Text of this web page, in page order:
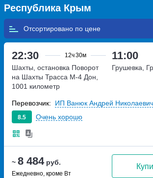
Республика Крым
Отсортировано по
22:30 12ч30м 11:00
~ 8 484руб.
Ежедневно, кроме Вт
Шахты, остановка Поворот
на Шахты Трасса М-4 Дон,
1001 километр
Грушевка,
8.5 Очень хорошо
Перевозчик: ИП Ванюк Андрей Николаевич